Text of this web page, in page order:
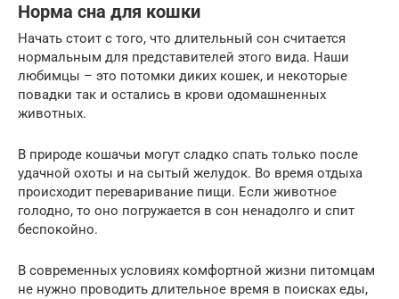
Норма сна для кошки
Начать стоит с того, что длительный сон считается
нормальным для представителей этого вида. Наши
любимцы – это потомки диких кошек, и некоторые
повадки так и остались в крови одомашненных
животных.
В природе кошачьи могут сладко спать только после
удачной охоты и на сытый желудок. Во время отдыха
происходит переваривание пищи. Если животное
голодно, то оно погружается в сон ненадолго и спит
беспокойно.
В современных условиях комфортной жизни питомцам
не нужно проводить длительное время в поисках еды,